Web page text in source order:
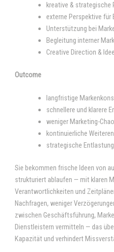
kreative & strategische
externe Perspektive für
Unterstützung bei
Begleitung interner
Creative Direction &
Outcome
langfristige
schnellere und klarere
weniger Marketing-
kontinuierliche
strategische
Sie bekommen frische Ideen von
strukturiert ablaufen — mit klaren
Verantwortlichkeiten und
Nachfragen, weniger
zwischen Geschäftsführung,
Dienstleistern vermitteln — das
Kapazität und verhindert